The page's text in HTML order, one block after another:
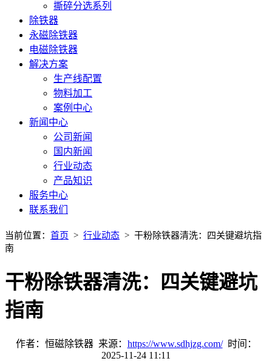
撕碎分选系列
除铁器
永磁除铁器
电磁除铁器
解决方案
生产线配置
物料加工
案例中心
新闻中心
公司新闻
国内新闻
行业动态
产品知识
服务中心
联系我们
当前位置： 首页 > 行业动态 > 干粉除铁器清洗：四关键避坑指
南
干粉除铁器清洗：四关键避坑
指南
作者：恒磁除铁器 来源： https://www.sdhjzg.com/时间：
2025-11-24 11:11